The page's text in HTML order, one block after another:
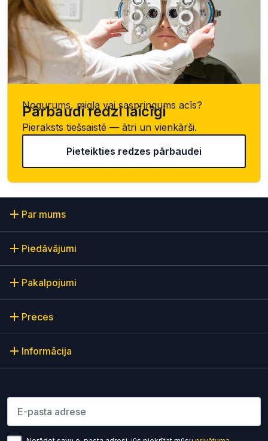
Nogurums, migla vai saspringums acīs?
Pārbaudi redzi laicīgi
Pieraksts tiešsaistē — ātri un vienkārši.
Pieteikties redzes pārbaudei
Par mums
Piedāvājumi
Pakalpojumi
Preces
Informācija
Lūdzu ievadiet e-pasta adresi